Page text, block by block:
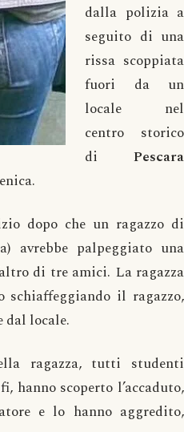
dalla polizia a
seguito di una
rissa scoppiata
fuori da un
locale nel
centro storico
di Pescara
dopo che un ragazzo di
avrebbe palpeggiato una
di tre amici. La ragazza
schiaffeggiando il ragazzo,
dal locale.
ragazza, tutti studenti
hanno scoperto l’accaduto,
e lo hanno aggredito,